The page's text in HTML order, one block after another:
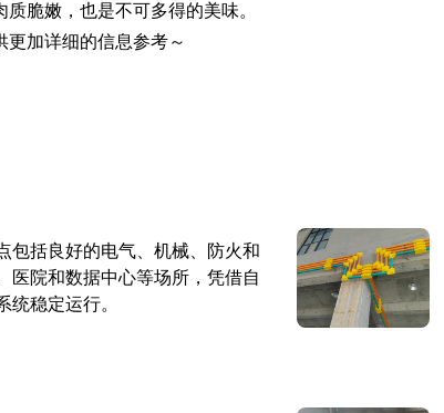
脆嫩，也是不可多得的美味。
加详细的信息参考～
包括良好的电气、机械、防火和
医院和数据中心等场所，凭借自
稳定运行。